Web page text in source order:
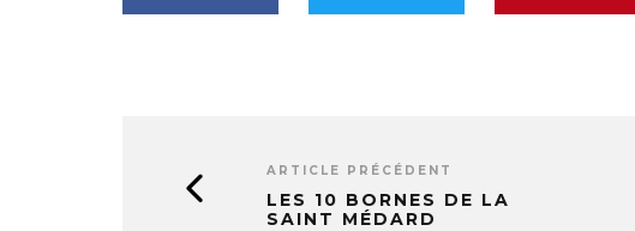
ARTICLE PRÉCÉDENT
LES 10 BORNES DE LA
SAINT MÉDARD